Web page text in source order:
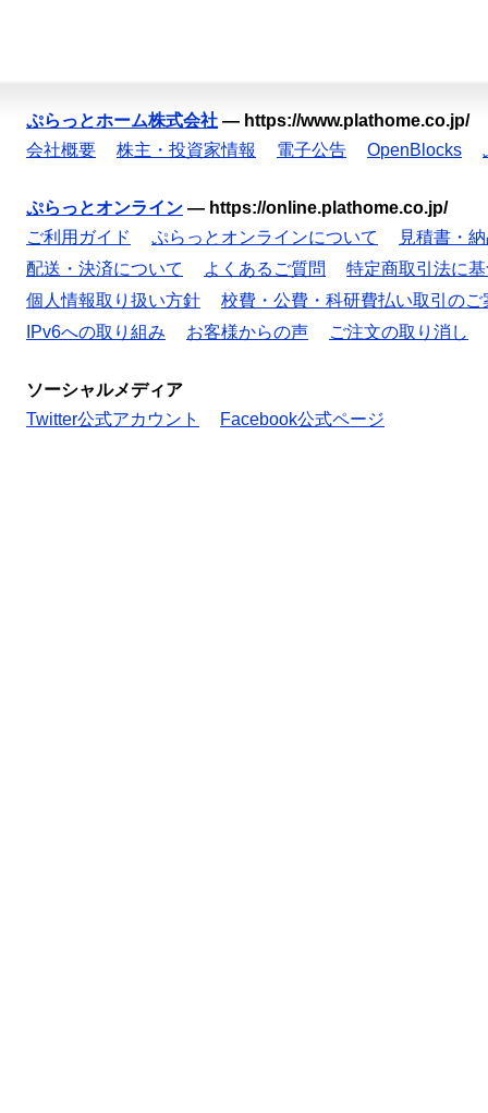
ぷらっとホーム株式会社 — https://www.plathome.co.jp/
会社概要
株主・投資家情報 電子公告 OpenBlocks
ぷらっとオンライン — https://online.plathome.co.jp/
ご利用ガイド
ぷらっとオンラインについて
見積書・
配送・決済について
よくあるご質問
特定商取引法に
個人情報取り扱い方針
校費・公費・科研費払い取引のご
IPv6への取り組み
お客様からの声 ご注文の取り消し
ソーシャルメディア
Twitter公式アカウント
Facebook公式ページ